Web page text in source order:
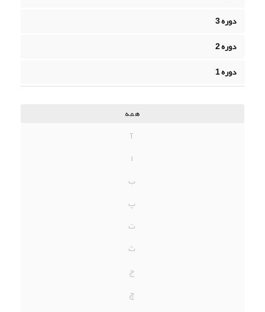
دوره 3
دوره 2
دوره 1
همه
آ
ا
ب
پ
ت
ث
ج
چ